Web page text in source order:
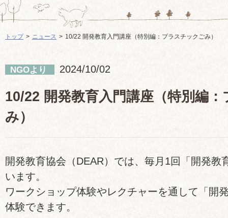
トップ ニュース 10/22 開発教育入門講座（特別編：プラスチックごみ）
NGOより 2024/10/02
10/22 開発教育入門講座（特別編
み）
開発教育協会（DEAR）では、毎月1回「開発教
います。
ワークショップ体験やレクチャーを通して「開
体験できます。